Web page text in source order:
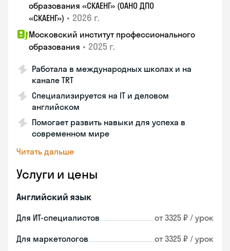
образования «СКАЕНГ» (ОАНО ДПО
«СКАЕНГ») • 2026 г.
Московский институт профессионального
образования • 2025 г.
Работала в международных школах и на
канале TRT
Специализируется на IT и деловом
английском
Помогает развить навыки для успеха в
современном мире
Читать дальше
Услуги и цены
Английский язык
Для ИТ-специалистов от 3325 ₽ / урок
Для маркетологов от 3325 ₽ / урок